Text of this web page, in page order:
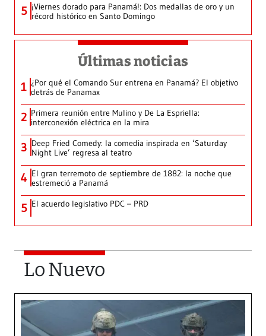
5 ¡Viernes dorado para Panamá!: Dos medallas de oro y un
récord histórico en Santo Domingo
Últimas noticias
1 ¿Por qué el Comando Sur entrena en Panamá? El objetivo
detrás de Panamax
2 Primera reunión entre Mulino y De La Espriella:
interconexión eléctrica en la mira
3 Deep Fried Comedy: la comedia inspirada en ‘Saturday
Night Live’ regresa al teatro
4 El gran terremoto de septiembre de 1882: la noche que
estremeció a Panamá
5 El acuerdo legislativo PDC – PRD
Lo Nuevo